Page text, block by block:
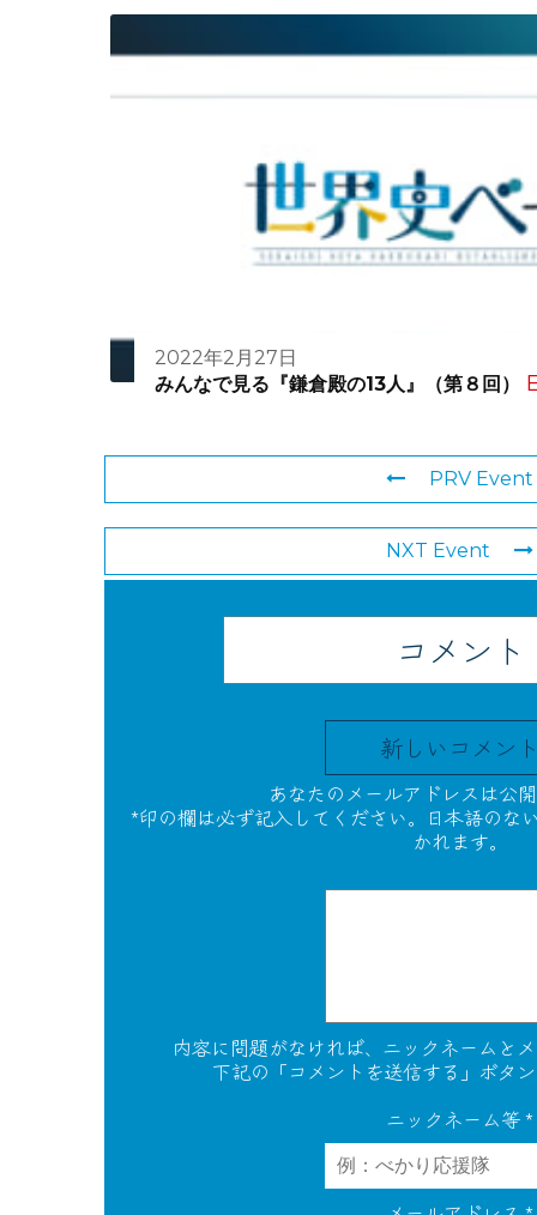
2022年2月27日
みんなで見る『鎌倉殿の13人』（第８回）
PRV Event
NXT Event
コメント
新しいコメン
あなたのメールアドレスは公
*印の欄は必ず記入してください。日本語のな
かれます。
内容に問題がなければ、ニックネームと
下記の「コメントを送信する」ボタ
ニックネーム等*